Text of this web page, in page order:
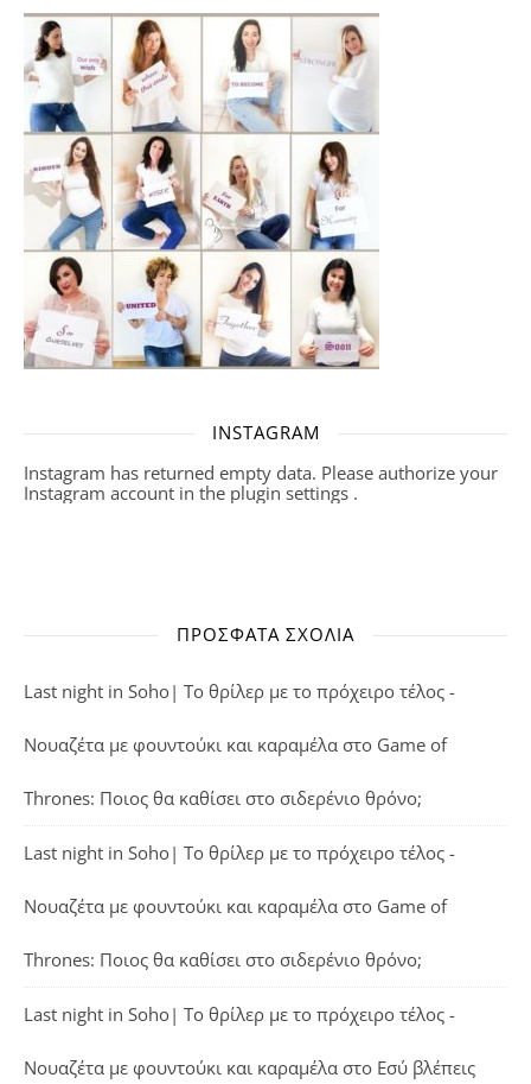
INSTAGRAM
Instagram has returned empty data. Please authorize your
Instagram account in the plugin settings .
ΠΡΌΣΦΑΤΑ ΣΧΌΛΙΑ
Last night in Soho| Το θρίλερ με το πρόχειρο τέλος -
Νουαζέτα με φουντούκι και καραμέλα στο Game of
Thrones: Ποιος θα καθίσει στο σιδερένιο θρόνο;
Last night in Soho| Το θρίλερ με το πρόχειρο τέλος -
Νουαζέτα με φουντούκι και καραμέλα στο Game of
Thrones: Ποιος θα καθίσει στο σιδερένιο θρόνο;
Last night in Soho| Το θρίλερ με το πρόχειρο τέλος -
Νουαζέτα με φουντούκι και καραμέλα στο Εσύ βλέπεις